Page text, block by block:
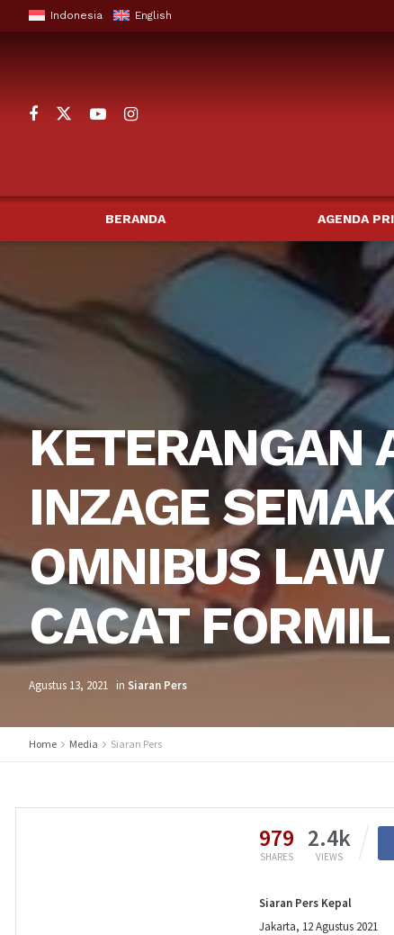
Indonesia English
BERANDA AGENDA
KETERANGAN
INZAGE
OMNIBUS
CACAT FORMIL
Agustus 13, 2021 in Siaran Pers
Home Media Siaran Pers
979
SHARES
2.4k
VIEWS
Siaran Pers Kepal
Jakarta, 12 Agustus 2021